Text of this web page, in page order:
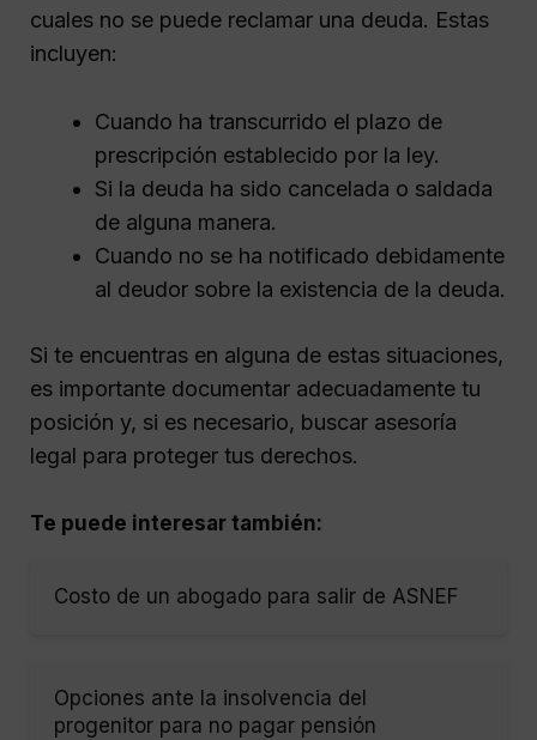
cuales no se puede reclamar una deuda. Estas
incluyen:
Cuando ha transcurrido el plazo de
prescripción establecido por la ley.
Si la deuda ha sido cancelada o saldada
de alguna manera.
Cuando no se ha notificado debidamente
al deudor sobre la existencia de la deuda.
Si te encuentras en alguna de estas situaciones,
es importante documentar adecuadamente tu
posición y, si es necesario, buscar asesoría
legal para proteger tus derechos.
Te puede interesar también:
Costo de un abogado para salir de ASNEF
Opciones ante la insolvencia del
progenitor para no pagar pensión